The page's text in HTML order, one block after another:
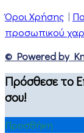
Όροι Χρήσης |
προσωπικού
© Powered by
Πρόσθεσε το
σου!
Προσθήκη